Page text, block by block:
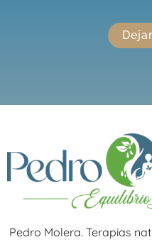
Pedro Molera. Terapias